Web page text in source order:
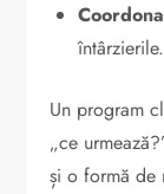
întârzierile.
Un program
„ce
și o formă de